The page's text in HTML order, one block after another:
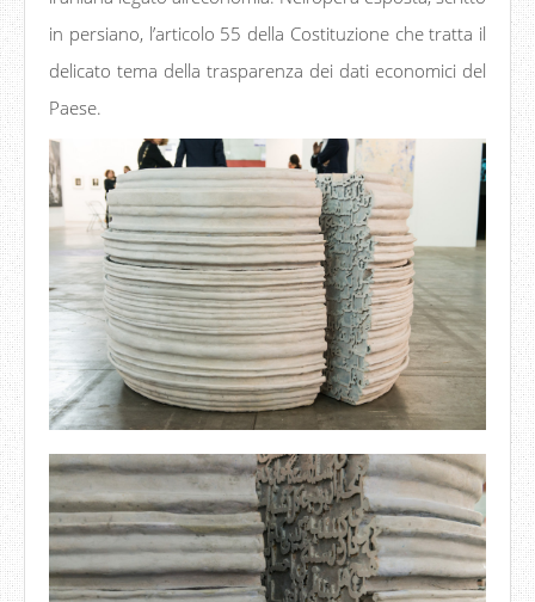
in persiano, l’articolo 55 della Costituzione che tratta il
delicato tema della trasparenza dei dati economici del
Paese.